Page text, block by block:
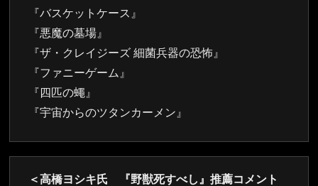
『バスケットケース』
『悪魔の墓場』
『ザ・クレイジーズ 細菌兵器の恐怖』
『ファニーゲーム』
『四匹の蠅』
『宇宙からのツタンカーメン』
＜高橋ヨシキ氏 『野獣死すべし』推薦コメント